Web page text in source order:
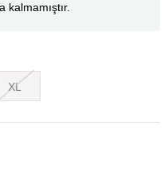
kalmamıştır.
XL